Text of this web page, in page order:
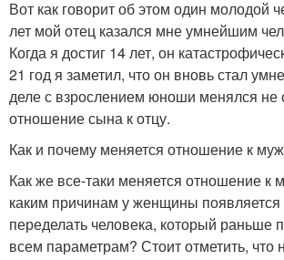
Вот как говорит об этом один молодой
лет мой отец казался мне умнейшим
Когда я достиг 14 лет, он
21 год я заметил, что он вновь стал
деле с взрослением юноши менялся не
отношение сына к отцу.
Как и почему меняется отношение к
Как же все-таки меняется отношение к
каким причинам у женщины
переделать человека, который раньше
всем параметрам? Стоит отметить, что